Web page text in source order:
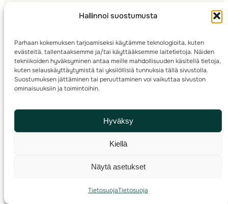
Hallinnoi suostumusta
Parhaan kokemuksen tarjoamiseksi käytämme teknologioita, kuten
evästeitä, tallentaaksemme ja/tai käyttääksemme laitetietoja. Näiden
tekniikoiden hyväksyminen antaa meille mahdollisuuden käsitellä tietoja,
kuten selauskäyttäytymistä tai yksilöllisiä tunnuksia tällä sivustolla.
Suostumuksen jättäminen tai peruuttaminen voi vaikuttaa sivuston
ominaisuuksiin ja toimintoihin.
Hyväksy
Kiellä
Näytä asetukset
TietosuojaTietosuoja
Seura­kehittäminen
Kartoitus
Ratamestari
© 2025 ·Suomen Suunnistusliitto· Valimotie 10, 00380 Helsinki, Finland
info(a)suunnistusliitto.fi,Rastilipun asiat: rastilippu(a)suunnistusliitto.fi
Kilpailut ja kuntorastit – Rastilippu:::Rastilipun ohjeet